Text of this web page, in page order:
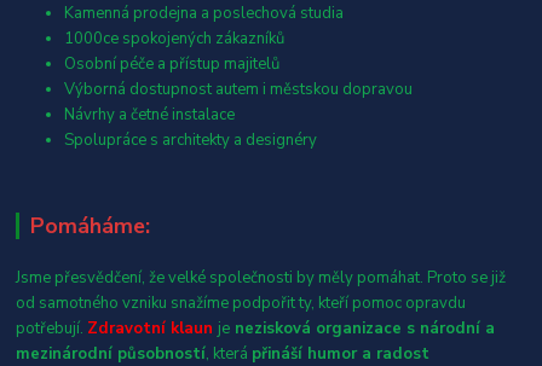
Kamenná prodejna a poslechová studia
1000ce spokojených zákazníků
Osobní péče a přístup majitelů
Výborná dostupnost autem i městskou dopravou
Návrhy a četné instalace
Spolupráce s architekty a designéry
Pomáháme:
Jsme přesvědčení, že velké společnosti by měly pomáhat. Proto se již
od samotného vzniku snažíme podpořit ty, kteří pomoc opravdu
potřebují. Zdravotní klaun je nezisková organizace s národní a
mezinárodní působností, která přináší humor a radost